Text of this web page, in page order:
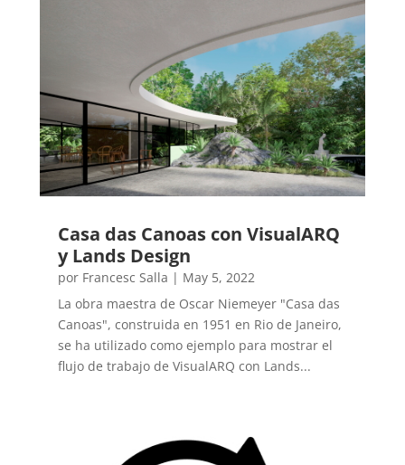
Casa das Canoas con VisualARQ
y Lands Design
por Francesc Salla | May 5, 2022
La obra maestra de Oscar Niemeyer "Casa das
Canoas", construida en 1951 en Rio de Janeiro,
se ha utilizado como ejemplo para mostrar el
flujo de trabajo de VisualARQ con Lands...